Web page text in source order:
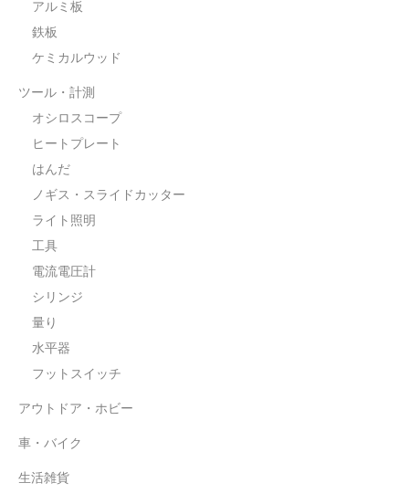
アルミ板
鉄板
ケミカルウッド
ツール・計測
オシロスコープ
ヒートプレート
はんだ
ノギス・スライドカッター
ライト照明
工具
電流電圧計
シリンジ
量り
水平器
フットスイッチ
アウトドア・ホビー
車・バイク
生活雑貨